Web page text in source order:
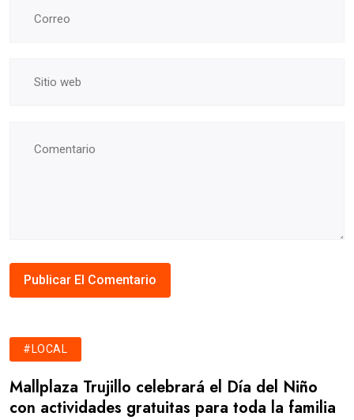
#LOCAL
Mallplaza Trujillo celebrará el Día del Niño
con actividades gratuitas para toda la familia